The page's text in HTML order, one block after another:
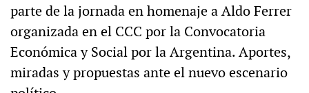
parte de la jornada en homenaje a Aldo Ferrer
organizada en el CCC por la Convocatoria
Económica y Social por la Argentina. Aportes,
miradas y propuestas ante el nuevo escenario